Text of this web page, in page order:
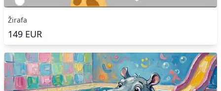
Žirafa
149 EUR